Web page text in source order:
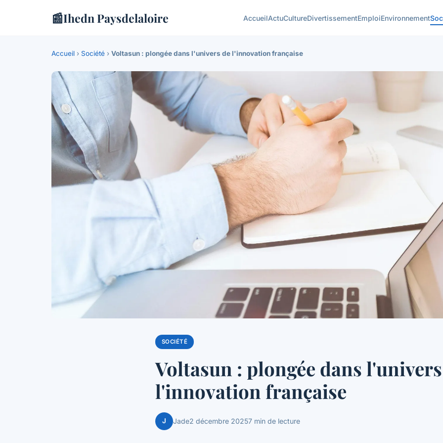
📰Ihedn Paysdelaloire AccueilActuCultureDivertissementEmploiEnvironnement
Accueil › Société › Voltasun : plongée dans l'univers de l'innovation française
SOCIÉTÉ
Voltasun : plongée dans
l'innovation française
J Jade2 décembre 20257 min de lecture